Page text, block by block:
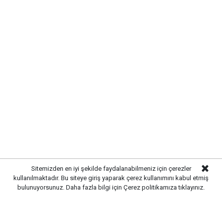
Sitemizden en iyi şekilde faydalanabilmeniz için çerezler
kullanılmaktadır. Bu siteye giriş yaparak çerez kullanımını kabul etmiş
bulunuyorsunuz. Daha fazla bilgi için Çerez politikamıza tıklayınız.